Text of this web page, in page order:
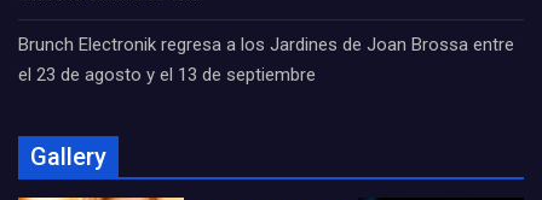
Brunch Electronik regresa a los Jardines de Joan Brossa entre
el 23 de agosto y el 13 de septiembre
Gallery